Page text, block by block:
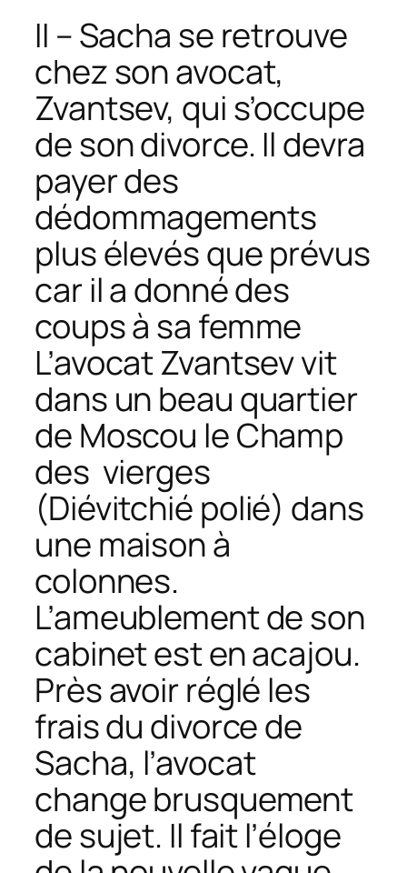
II – Sacha se retrouve
chez son avocat,
Zvantsev, qui s’occupe
de son divorce. Il devra
payer des
dédommagements
plus élevés que prévus
car il a donné des
coups à sa femme
L’avocat Zvantsev vit
dans un beau quartier
de Moscou le Champ
des vierges
(Diévitchié polié) dans
une maison à
colonnes.
L’ameublement de son
cabinet est en acajou.
Près avoir réglé les
frais du divorce de
Sacha, l’avocat
change brusquement
de sujet. Il fait l’éloge